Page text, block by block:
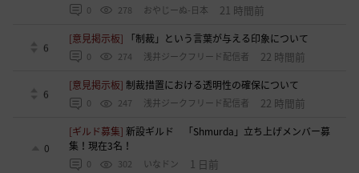
0 278 おやじーぬ-日本 21 時間前
6
[意見掲示板] 「制裁」という言葉が与える印象について
0 274 浅井ジークフリード配信者 22 時間前
6
[意見掲示板]制裁措置における透明性の確保について
0 247 浅井ジークフリード配信者 22 時間前
0
[ギルド募集]新設ギルド 「Shmurda」立ち上げメンバー募
集！現在3名！
0 302 いなドン 1 日前